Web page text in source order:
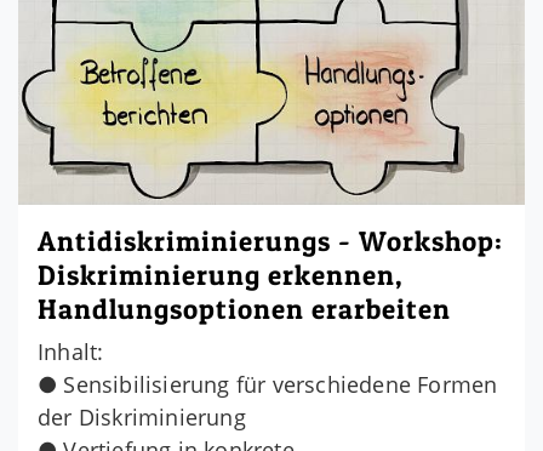
Antidiskriminierungs - Workshop:
Diskriminierung erkennen,
Handlungsoptionen erarbeiten
Inhalt:
● Sensibilisierung für verschiedene Formen
der Diskriminierung